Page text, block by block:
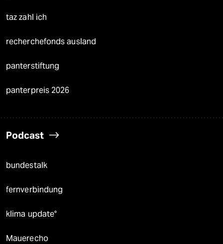
taz zahl ich
recherchefonds ausland
panterstiftung
panterpreis 2026
Podcast
bundestalk
fernverbindung
klima update°
Mauerecho